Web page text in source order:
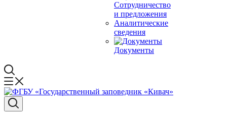
Сотрудничество
и предложения
Аналитические
сведения
Документы